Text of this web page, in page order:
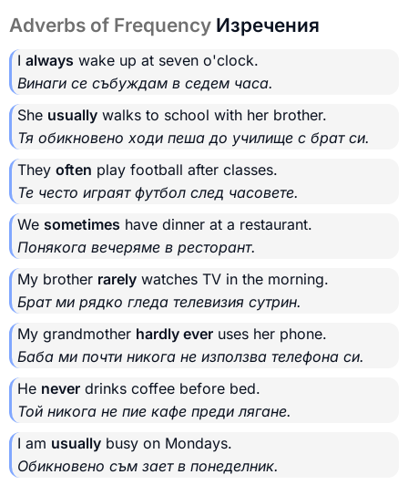
Adverbs of Frequency Изречения
I always wake up at seven o'clock.
Винаги се събуждам в седем часа.
She usually walks to school with her brother.
Тя обикновено ходи пеша до училище с брат си.
They often play football after classes.
Те често играят футбол след часовете.
We sometimes have dinner at a restaurant.
Понякога вечеряме в ресторант.
My brother rarely watches TV in the morning.
Брат ми рядко гледа телевизия сутрин.
My grandmother hardly ever uses her phone.
Баба ми почти никога не използва телефона си.
He never drinks coffee before bed.
Той никога не пие кафе преди лягане.
I am usually busy on Mondays.
Обикновено съм зает в понеделник.